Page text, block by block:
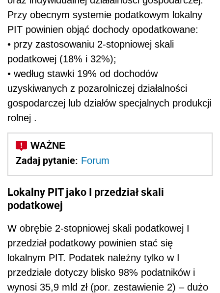
Przy obecnym systemie podatkowym lokalny
PIT powinien objąć dochody opodatkowane:
• przy zastosowaniu 2-stopniowej skali
podatkowej (18% i 32%);
• według stawki 19% od dochodów
uzyskiwanych z pozarolniczej działalności
gospodarczej lub działów specjalnych produkcji
rolnej .
Zadaj pytanie: Forum
Lokalny PIT jako I przedział skali
podatkowej
W obrębie 2-stopniowej skali podatkowej I
przedział podatkowy powinien stać się
lokalnym PIT. Podatek należny tylko w I
przedziale dotyczy blisko 98% podatników i
wynosi 35,9 mld zł (por. zestawienie 2) – dużo